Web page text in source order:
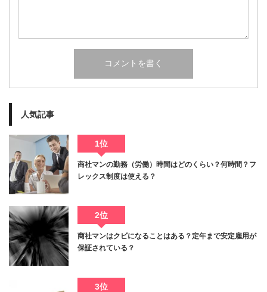
人気記事
1位
商社マンの勤務（労働）時間はどのくらい？何時間？フ
レックス制度は使える？
2位
商社マンはクビになることはある？定年まで安定雇用が
保証されている？
3位